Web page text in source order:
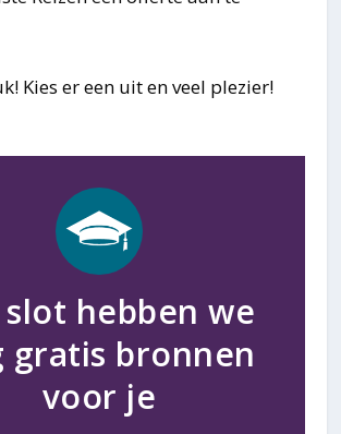
Kies er een uit en veel plezier!
hebben we
gratis bronnen
voor je